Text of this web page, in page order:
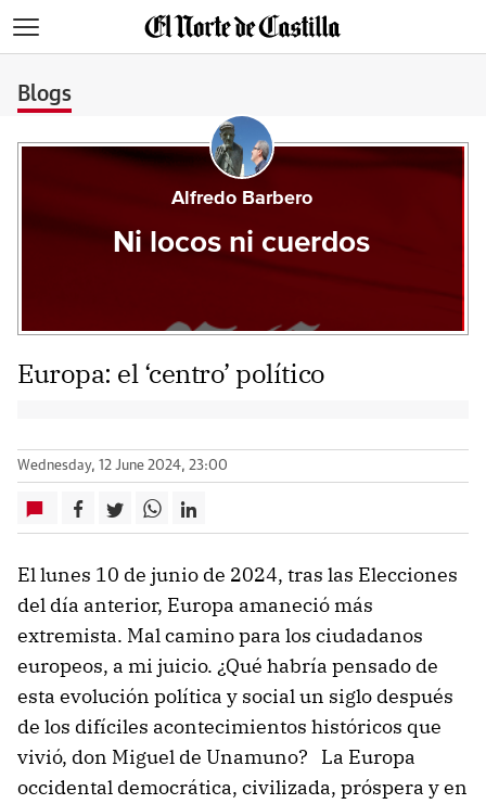
Blogs
Alfredo Barbero
Ni locos ni cuerdos
Europa: el ‘centro’ político
Wednesday, 12 June 2024, 23:00
El lunes 10 de junio de 2024, tras las Elecciones
del día anterior, Europa amaneció más
extremista. Mal camino para los ciudadanos
europeos, a mi juicio. ¿Qué habría pensado de
esta evolución política y social un siglo después
de los difíciles acontecimientos históricos que
vivió, don Miguel de Unamuno? La Europa
occidental democrática, civilizada, próspera y en